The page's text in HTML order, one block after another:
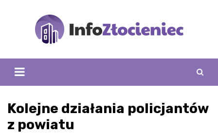
Kolejne działania policjantów
z powiatu